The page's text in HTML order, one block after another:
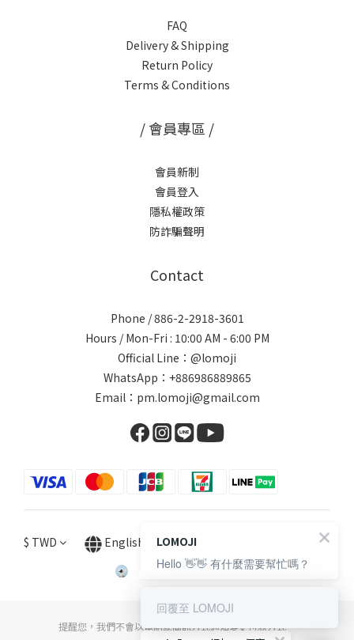
FAQ
Delivery & Shipping
Return Policy
Terms & Conditions
/ 會員專區 /
會員新制
會員登入
隱私權政策
防詐騙聲明
Contact
Phone / 886-2-2918-3601
Hours / Mon-Fri : 10:00 AM - 6:00 PM
Official Line：@lomoji
WhatsApp：+886986889865
Email：pm.lomoji@gmail.com
$ TWD English
提醒您，我們不會以電話或簡訊方式通知變更付款方式。
LOMOJI
Hello 👋👋 有什麼需要幫忙嗎？
回覆至 LOMOJI